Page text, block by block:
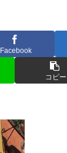
Facebook
コピー